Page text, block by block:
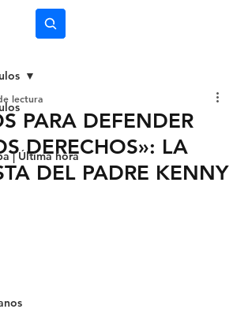
| Última hora
PARA DEFENDER
DERECHOS»: LA
DEL PADRE KENNY
lectura